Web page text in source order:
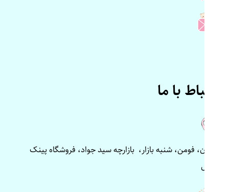
ارتباط با ما
گیلان، فومن، شنبه بازار، بازارچه سید جواد، فروشگاه پینک
پلاس